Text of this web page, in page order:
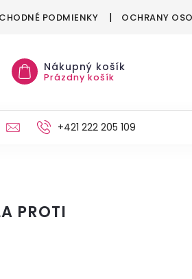
PODMIENKY OCHRANY
Nákupný košík
Prázdny košík
PÁRTY MÓDA
+421 222 205 109
PROTI